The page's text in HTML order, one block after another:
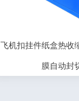
飞机扣挂件纸盒热收
膜自动封